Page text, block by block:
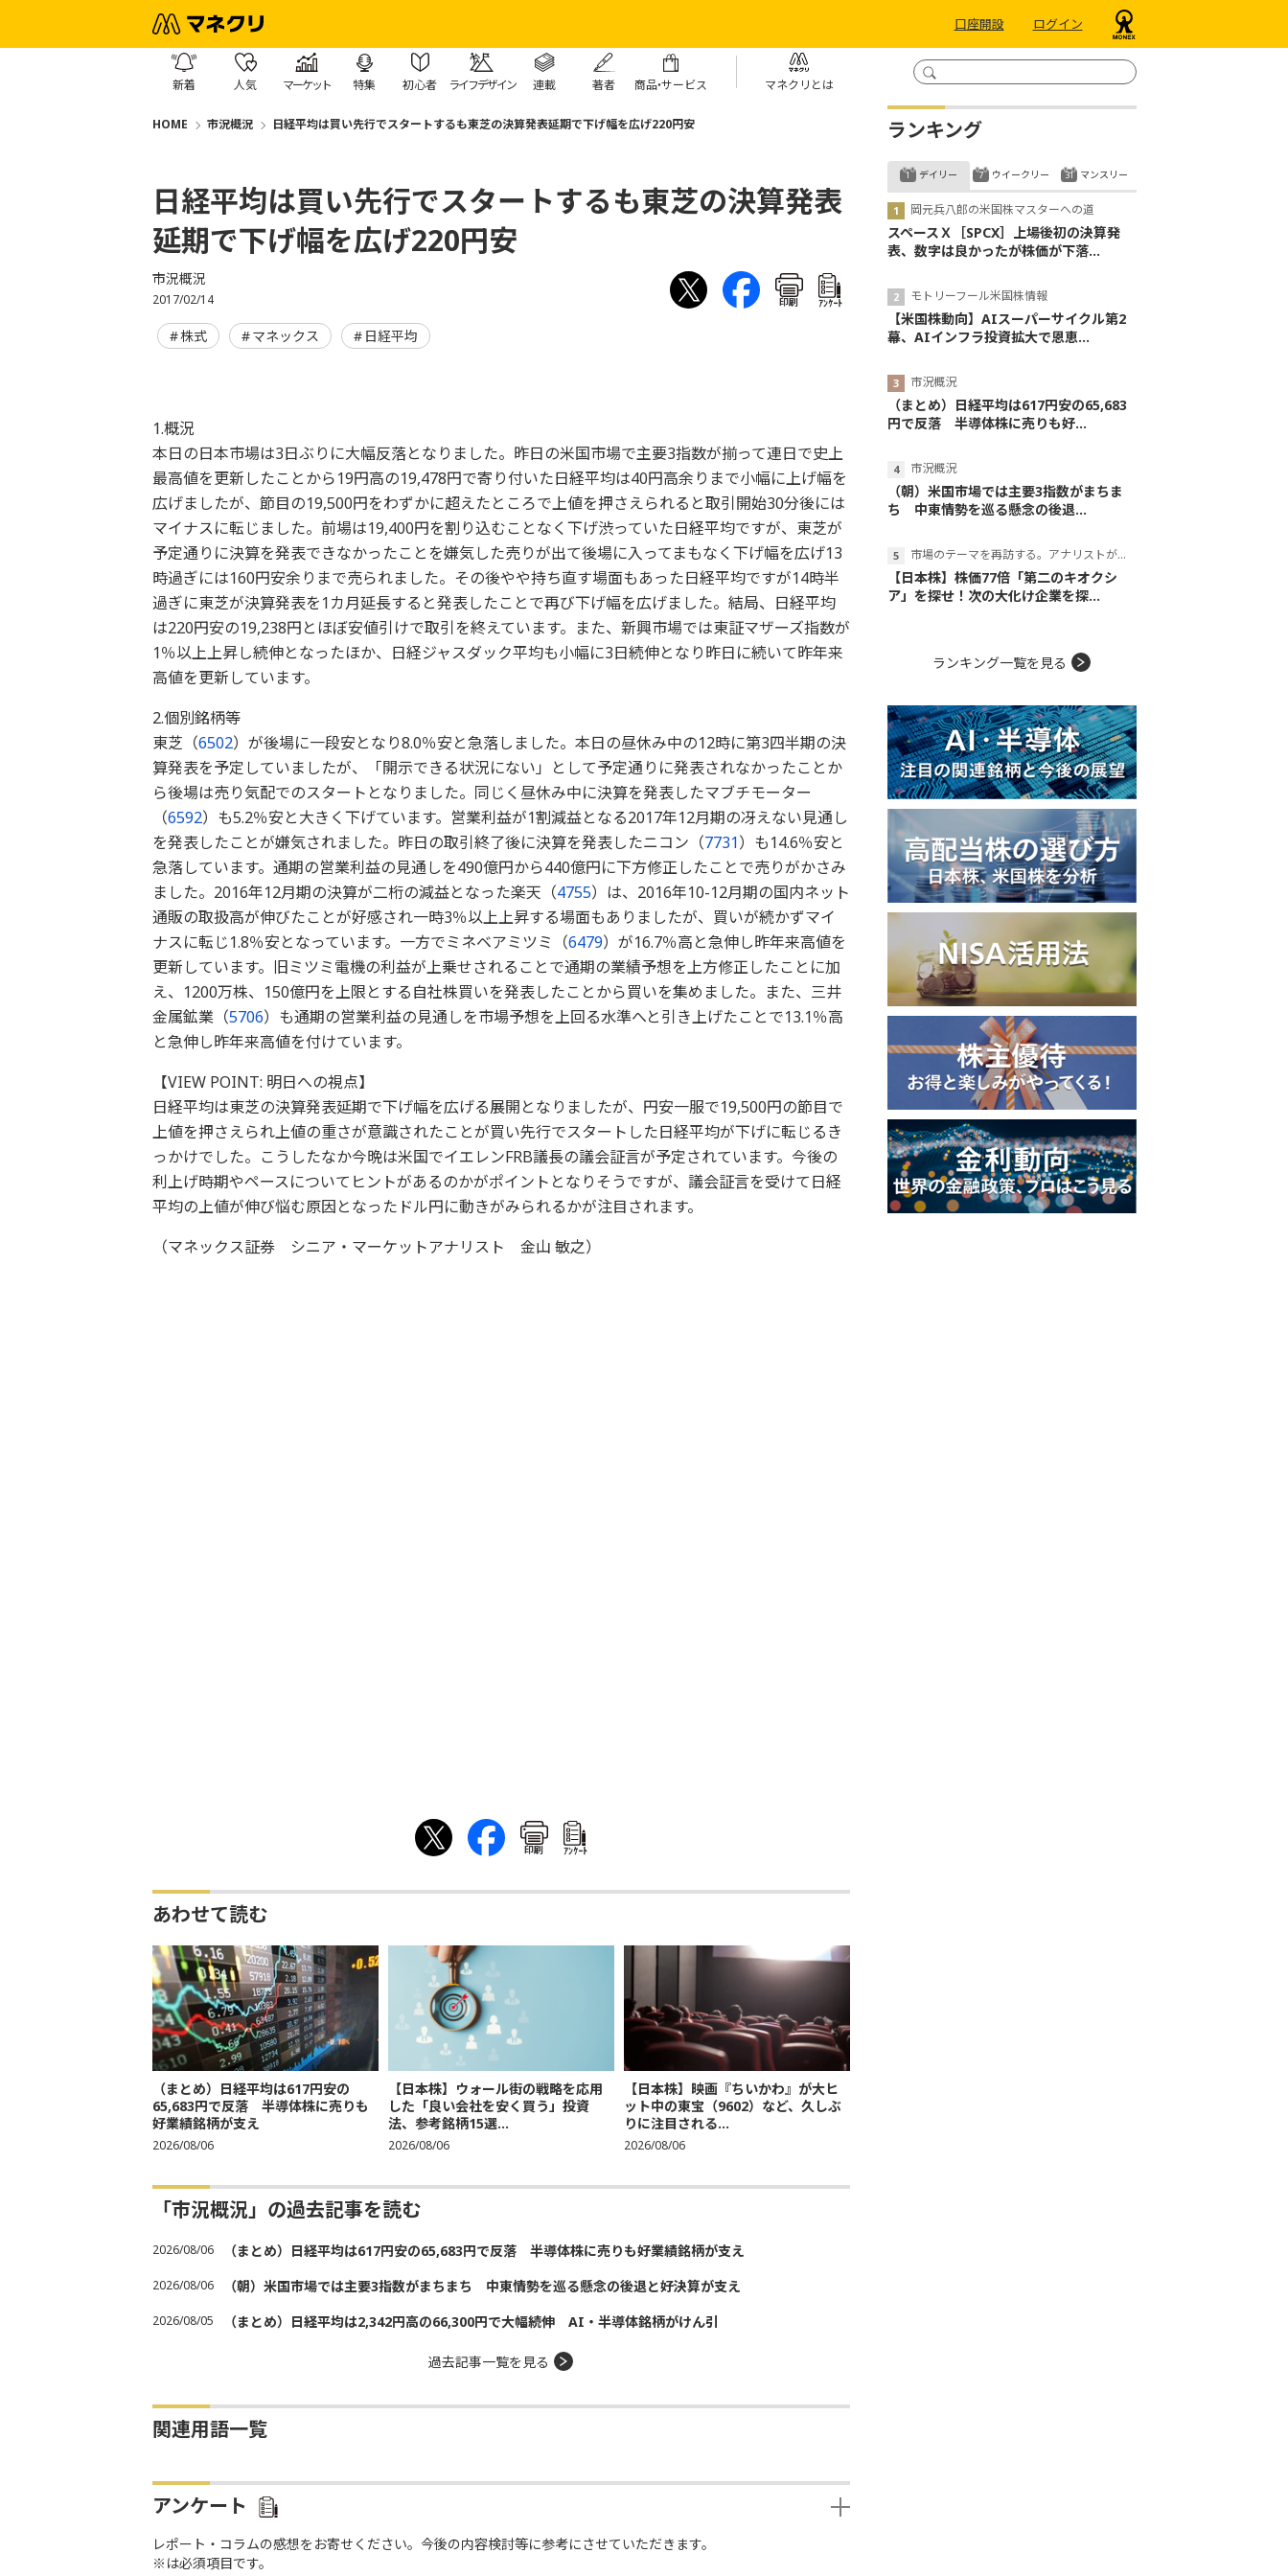
口座開設 ログイン
新着 人気 マーケット 特集 初心者 ライフデザイン 連載 著者 商品・サービス マネクリとは
HOME 市況概況 日経平均は買い先行でスタートするも東芝の決算発表延期で下げ幅を広げ220円安
日経平均は買い先行でスタートするも東芝の決算発表
延期で下げ幅を広げ220円安
市況概況
2017/02/14 印刷 ｱﾝｹｰﾄ
株式 マネックス 日経平均
1.概況
本日の日本市場は3日ぶりに大幅反落となりました。昨日の米国市場で主要3指数が揃って連日で史上
最高値を更新したことから19円高の19,478円で寄り付いた日経平均は40円高余りまで小幅に上げ幅を
広げましたが、節目の19,500円をわずかに超えたところで上値を押さえられると取引開始30分後には
マイナスに転じました。前場は19,400円を割り込むことなく下げ渋っていた日経平均ですが、東芝が
予定通りに決算を発表できなかったことを嫌気した売りが出て後場に入ってまもなく下げ幅を広げ13
時過ぎには160円安余りまで売られました。その後やや持ち直す場面もあった日経平均ですが14時半
過ぎに東芝が決算発表を1カ月延長すると発表したことで再び下げ幅を広げました。結局、日経平均
は220円安の19,238円とほぼ安値引けで取引を終えています。また、新興市場では東証マザーズ指数が
1％以上上昇し続伸となったほか、日経ジャスダック平均も小幅に3日続伸となり昨日に続いて昨年来
高値を更新しています。
2.個別銘柄等
東芝（6502）が後場に一段安となり8.0％安と急落しました。本日の昼休み中の12時に第3四半期の決
算発表を予定していましたが、「開示できる状況にない」として予定通りに発表されなかったことか
ら後場は売り気配でのスタートとなりました。同じく昼休み中に決算を発表したマブチモーター
（6592）も5.2％安と大きく下げています。営業利益が1割減益となる2017年12月期の冴えない見通し
を発表したことが嫌気されました。昨日の取引終了後に決算を発表したニコン（7731）も14.6％安と
急落しています。通期の営業利益の見通しを490億円から440億円に下方修正したことで売りがかさみ
ました。2016年12月期の決算が二桁の減益となった楽天（4755）は、2016年10-12月期の国内ネット
通販の取扱高が伸びたことが好感され一時3％以上上昇する場面もありましたが、買いが続かずマイ
ナスに転じ1.8％安となっています。一方でミネベアミツミ（6479）が16.7％高と急伸し昨年来高値を
更新しています。旧ミツミ電機の利益が上乗せされることで通期の業績予想を上方修正したことに加
え、1200万株、150億円を上限とする自社株買いを発表したことから買いを集めました。また、三井
金属鉱業（5706）も通期の営業利益の見通しを市場予想を上回る水準へと引き上げたことで13.1％高
と急伸し昨年来高値を付けています。
【VIEW POINT: 明日への視点】
日経平均は東芝の決算発表延期で下げ幅を広げる展開となりましたが、円安一服で19,500円の節目で
上値を押さえられ上値の重さが意識されたことが買い先行でスタートした日経平均が下げに転じるき
っかけでした。こうしたなか今晩は米国でイエレンFRB議長の議会証言が予定されています。今後の
利上げ時期やペースについてヒントがあるのかがポイントとなりそうですが、議会証言を受けて日経
平均の上値が伸び悩む原因となったドル円に動きがみられるかが注目されます。
（マネックス証券 シニア・マーケットアナリスト 金山 敏之）
印刷 ｱﾝｹｰﾄ
あわせて読む
（まとめ）日経平均は617円安の
65,683円で反落 半導体株に売りも
好業績銘柄が支え
2026/08/06
【日本株】ウォール街の戦略を応用
した「良い会社を安く買う」投資
法、参考銘柄15選...
2026/08/06
【日本株】映画『ちいかわ』が大ヒ
ット中の東宝（9602）など、久しぶ
りに注目される...
2026/08/06
「市況概況」の過去記事を読む
2026/08/06 （まとめ）日経平均は617円安の65,683円で反落 半導体株に売りも好業績銘柄が支え
2026/08/06 （朝）米国市場では主要3指数がまちまち 中東情勢を巡る懸念の後退と好決算が支え
2026/08/05 （まとめ）日経平均は2,342円高の66,300円で大幅続伸 AI・半導体銘柄がけん引
過去記事一覧を見る
関連用語一覧
アンケート
レポート・コラムの感想をお寄せください。今後の内容検討等に参考にさせていただきます。
※は必須項目です。
ランキング
デイリー
岡元兵八郎の米国株マスターへの道
スペースＸ［SPCX］上場後初の決算発
表、数字は良かったが株価が下落...
モトリーフール米国株情報
【米国株動向】AIスーパーサイクル第2
幕、AIインフラ投資拡大で恩恵...
市況概況
（まとめ）日経平均は617円安の65,683
円で反落 半導体株に売りも好...
市況概況
（朝）米国市場では主要3指数がまちま
ち 中東情勢を巡る懸念の後退...
市場のテーマを再訪する。アナリストが読み解くテーマの本質
【日本株】株価77倍「第二のキオクシ
ア」を探せ！次の大化け企業を探...
ウイークリー マンスリー
ランキング一覧を見る